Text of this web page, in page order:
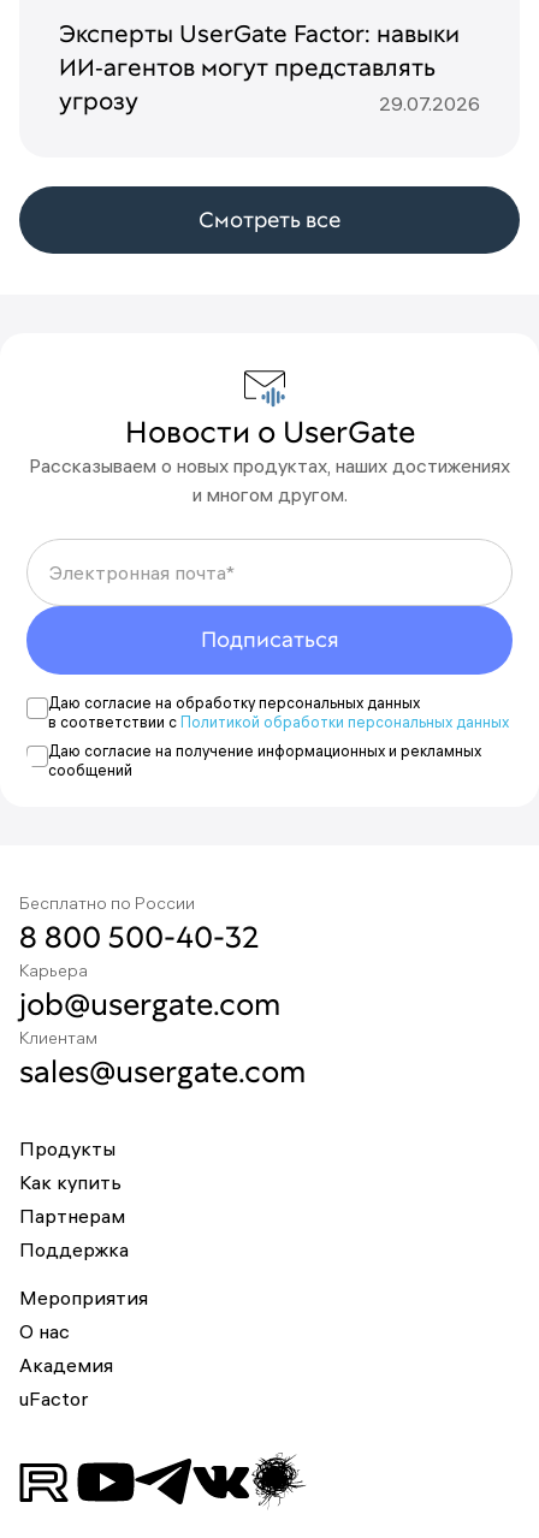
Эксперты UserGate Factor: навыки
ИИ‑агентов могут представлять
угрозу
29.07.2026
Смотреть все
Новости о UserGate
Рассказываем о новых продуктах, наших достижениях
и многом другом.
Электронная почта*
Подписаться
Даю согласие на обработку персональных данных
в соответствии сПолитикой обработки персональных данных
Даю согласие на получение информационных и рекламных
сообщений
Вы подписаны на новости
Отменить подписку можно в любой момент.
Указать другой адрес
Что-то пошло не так
Пожалуйста, попробуйте еще раз позднее.
Бесплатно по России
8 800 500-40-32
Карьера
job@usergate.com
Клиентам
sales@usergate.com
Продукты
Как купить
Партнерам
Поддержка
Мероприятия
О нас
Академия
uFactor